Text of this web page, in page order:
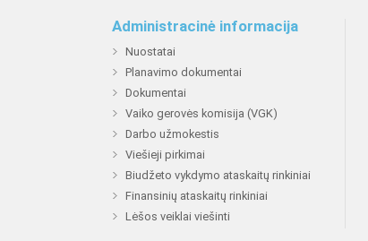
Administracinė informacija
Nuostatai
Planavimo dokumentai
Dokumentai
Vaiko gerovės komisija (VGK)
Darbo užmokestis
Viešieji pirkimai
Biudžeto vykdymo ataskaitų rinkiniai
Finansinių ataskaitų rinkiniai
Lėšos veiklai viešinti